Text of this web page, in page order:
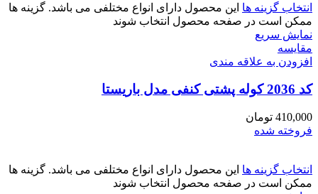
انتخاب گزینه ها این محصول دارای انواع مختلفی می باشد. گزینه ها
ممکن است در صفحه محصول انتخاب شوند
نمایش سریع
مقايسه
افزودن به علاقه مندی
کد 2036 کوله پشتی کنفی مدل باریستا
410,000 تومان
فروخته شده
انتخاب گزینه ها این محصول دارای انواع مختلفی می باشد. گزینه ها
ممکن است در صفحه محصول انتخاب شوند